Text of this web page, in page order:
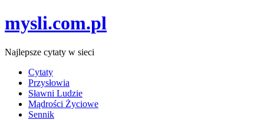
mysli.com.pl
Najlepsze cytaty w sieci
Cytaty
Przysłowia
Sławni Ludzie
Mądrości Życiowe
Sennik